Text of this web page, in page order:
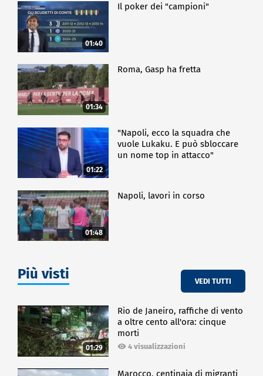
01:40
Il poker dei "campioni"
01:34
Roma, Gasp ha fretta
01:22
"Napoli, ecco la squadra che
vuole Lukaku. E può sbloccare
un nome top in attacco"
01:48
Napoli, lavori in corso
Più visti VEDI TUTTI
01:29
Rio de Janeiro, raffiche di vento
a oltre cento all'ora: cinque
morti
4 visualizzazioni
Marocco, centinaia di migranti